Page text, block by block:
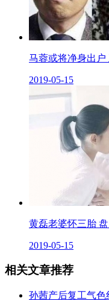
马蓉或将净身出户
2019-05-15
黄磊老婆怀三胎
2019-05-15
相关文章推荐
孙茜产后复工气